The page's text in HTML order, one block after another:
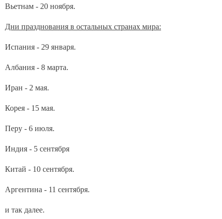
Вьетнам - 20 ноября.
Дни празднования в остальных странах мира:
Испания - 29 января.
Албания - 8 марта.
Иран - 2 мая.
Корея - 15 мая.
Перу - 6 июля.
Индия - 5 сентября
Китай - 10 сентября.
Аргентина - 11 сентября.
и так далее.